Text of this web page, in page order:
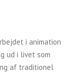
i animation
ud i livet som
af traditionel